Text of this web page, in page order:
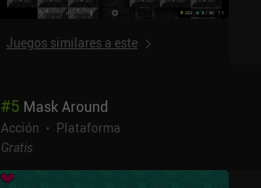
Juegos similares a este
#5 Mask Around
Acción
Plataforma
Gratis